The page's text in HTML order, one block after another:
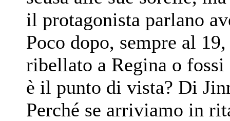
il protagonista parlano
Poco dopo, sempre al
ribellato a Regina o
è il punto di vista? Di
Perché se arriviamo in